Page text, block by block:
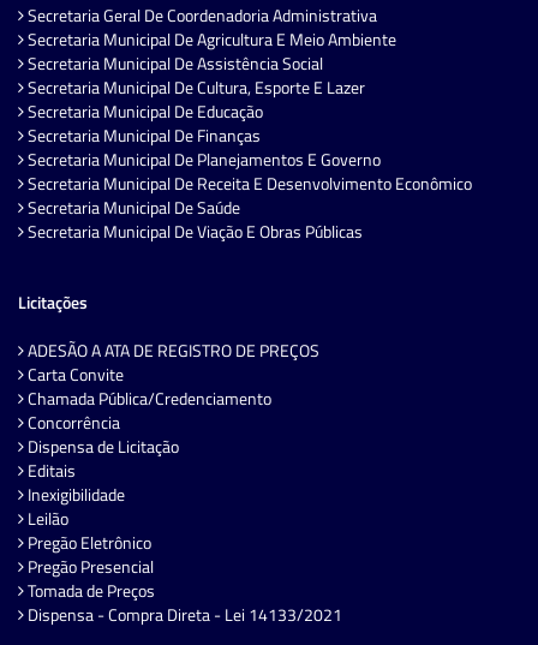
Secretaria Geral De Coordenadoria Administrativa
Secretaria Municipal De Agricultura E Meio Ambiente
Secretaria Municipal De Assistência Social
Secretaria Municipal De Cultura, Esporte E Lazer
Secretaria Municipal De Educação
Secretaria Municipal De Finanças
Secretaria Municipal De Planejamentos E Governo
Secretaria Municipal De Receita E Desenvolvimento Econômico
Secretaria Municipal De Saúde
Secretaria Municipal De Viação E Obras Públicas
Licitações
ADESÃO A ATA DE REGISTRO DE PREÇOS
Carta Convite
Chamada Pública/Credenciamento
Concorrência
Dispensa de Licitação
Editais
Inexigibilidade
Leilão
Pregão Eletrônico
Pregão Presencial
Tomada de Preços
Dispensa - Compra Direta - Lei 14133/2021